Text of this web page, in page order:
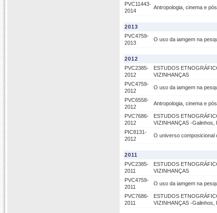
PVC11443-
2014
Antropologia, cinema e
2013
PVC4759-
2013
O uso da iamgem na
2012
PVC2385-
2012
ESTUDOS
VIZINHANÇAS
PVC4759-
2012
O uso da iamgem na
PVC6558-
2012
Antropologia, cinema e
PVC7686-
2012
ESTUDOS
VIZINHANÇAS -Galinhos,
PIC8131-
2012
O universo composicional
2011
PVC2385-
2011
ESTUDOS
VIZINHANÇAS
PVC4759-
2011
O uso da iamgem na
PVC7686-
2011
ESTUDOS
VIZINHANÇAS -Galinhos,